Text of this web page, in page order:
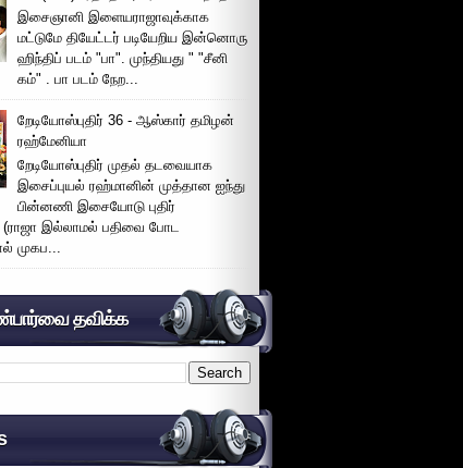
இசைஞானி இளையராஜாவுக்காக
மட்டுமே தியேட்டர் படியேறிய இன்னொரு
ஹிந்திப் படம் "பா". முந்தியது " "சீனி
கம்" . பா படம் நேற...
றேடியோஸ்புதிர் 36 - ஆஸ்கார் தமிழன்
ரஹ்மேனியா
றேடியோஸ்புதிர் முதல் தடவையாக
இசைப்புயல் ரஹ்மானின் முத்தான ஐந்து
பின்னணி இசையோடு புதிர்
(ராஜா இல்லாமல் பதிவை போட
முகப...
தவிக்க